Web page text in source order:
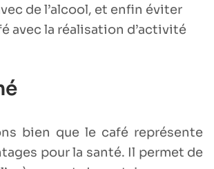
de l’alcool, et enfin éviter
avec la réalisation d’activité
bien que le café représente
pour la santé. Il permet de